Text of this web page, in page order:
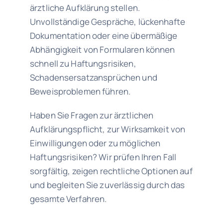
ärztliche Aufklärung stellen.
Unvollständige Gespräche, lückenhafte
Dokumentation oder eine übermäßige
Abhängigkeit von Formularen können
schnell zu Haftungsrisiken,
Schadensersatzansprüchen und
Beweisproblemen führen.
Haben Sie Fragen zur ärztlichen
Aufklärungspflicht, zur Wirksamkeit von
Einwilligungen oder zu möglichen
Haftungsrisiken? Wir prüfen Ihren Fall
sorgfältig, zeigen rechtliche Optionen auf
und begleiten Sie zuverlässig durch das
gesamte Verfahren.